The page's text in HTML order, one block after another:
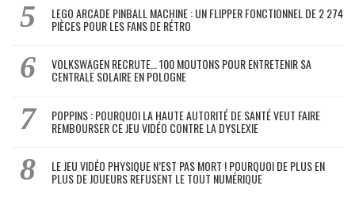
LEGO ARCADE PINBALL MACHINE : UN FLIPPER FONCTIONNEL DE 2 274
PIÈCES POUR LES FANS DE RÉTRO
VOLKSWAGEN RECRUTE… 100 MOUTONS POUR ENTRETENIR SA
CENTRALE SOLAIRE EN POLOGNE
POPPINS : POURQUOI LA HAUTE AUTORITÉ DE SANTÉ VEUT FAIRE
REMBOURSER CE JEU VIDÉO CONTRE LA DYSLEXIE
LE JEU VIDÉO PHYSIQUE N’EST PAS MORT ! POURQUOI DE PLUS EN
PLUS DE JOUEURS REFUSENT LE TOUT NUMÉRIQUE